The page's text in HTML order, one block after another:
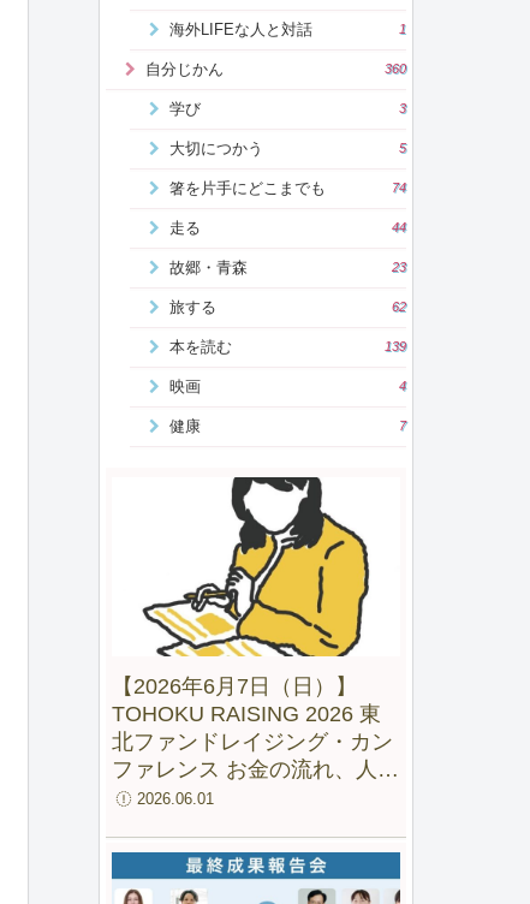
海外LIFEな人と対話 1
自分じかん 360
学び 3
大切につかう 5
箸を片手にどこまでも 74
走る 44
故郷・青森 23
旅する 62
本を読む 139
映画 4
健康 7
【2026年6月7日（日）】
TOHOKU RAISING 2026 東
北ファンドレイジング・カン
ファレンス お金の流れ、人の
流れ、地域の未来をつくる
2026.06.01